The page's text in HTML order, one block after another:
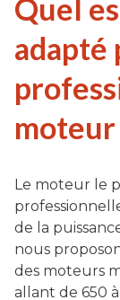
Quel
adapté
moteur
Le moteur le
de la
nous
des moteurs
allant de 650